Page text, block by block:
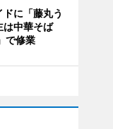
に「藤丸う
中華そば
で修業